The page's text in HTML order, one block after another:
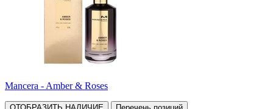
Mancera - Amber & Roses